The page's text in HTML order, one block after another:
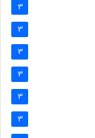
3
3
3
3
3
3